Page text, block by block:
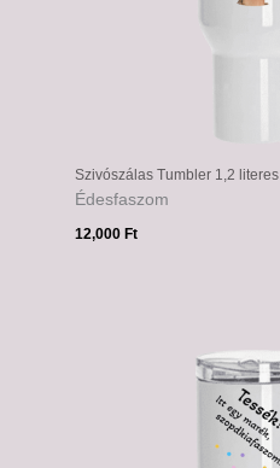
Szivószálas Tumbler 1,2 literes
Édesfaszom
12,000 Ft